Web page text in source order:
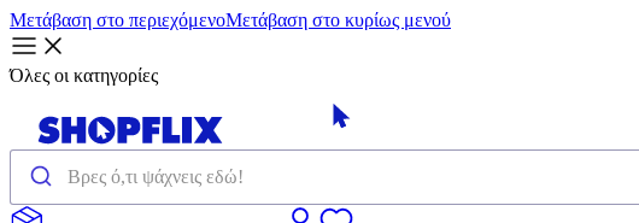
Μετάβαση στο περιεχόμενοΜετάβαση στο κυρίως μενού
Όλες οι κατηγορίες